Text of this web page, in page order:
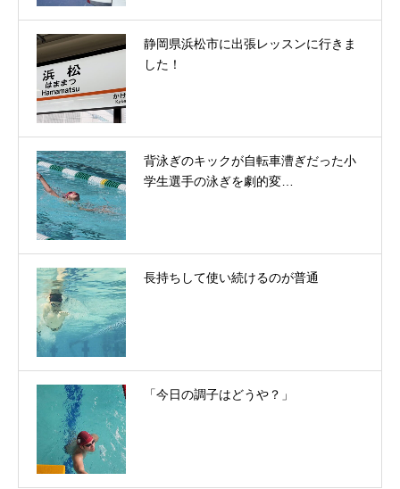
静岡県浜松市に出張レッスンに行きま
した！
背泳ぎのキックが自転車漕ぎだった小
学生選手の泳ぎを劇的変…
長持ちして使い続けるのが普通
「今日の調子はどうや？」